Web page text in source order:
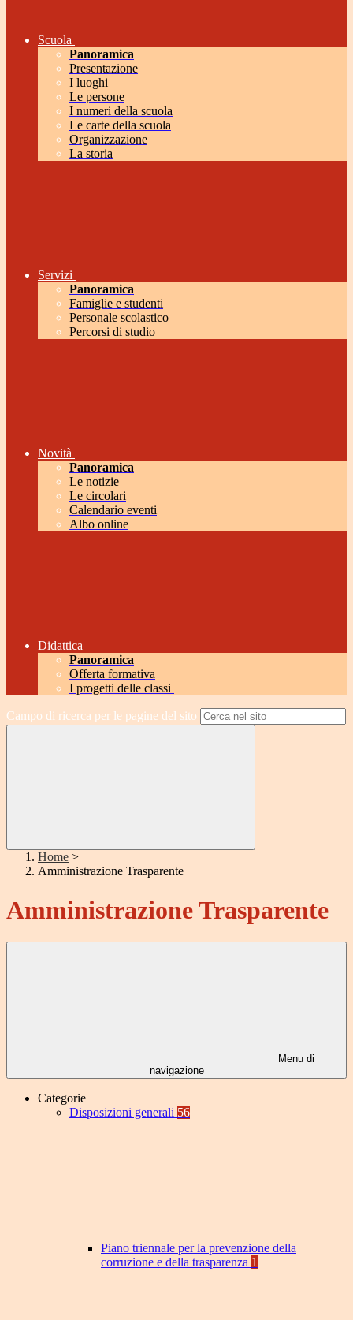
Scuola
Panoramica
Presentazione
I luoghi
Le persone
I numeri della scuola
Le carte della scuola
Organizzazione
La storia
Servizi
Panoramica
Famiglie e studenti
Personale scolastico
Percorsi di studio
Novità
Panoramica
Le notizie
Le circolari
Calendario eventi
Albo online
Didattica
Panoramica
Offerta formativa
I progetti delle classi
Campo di ricerca per le pagine del sito
Home >
Amministrazione Trasparente
Amministrazione Trasparente
Menu di
navigazione
Categorie
Disposizioni generali 56
Piano triennale per la prevenzione della
corruzione e della trasparenza 1